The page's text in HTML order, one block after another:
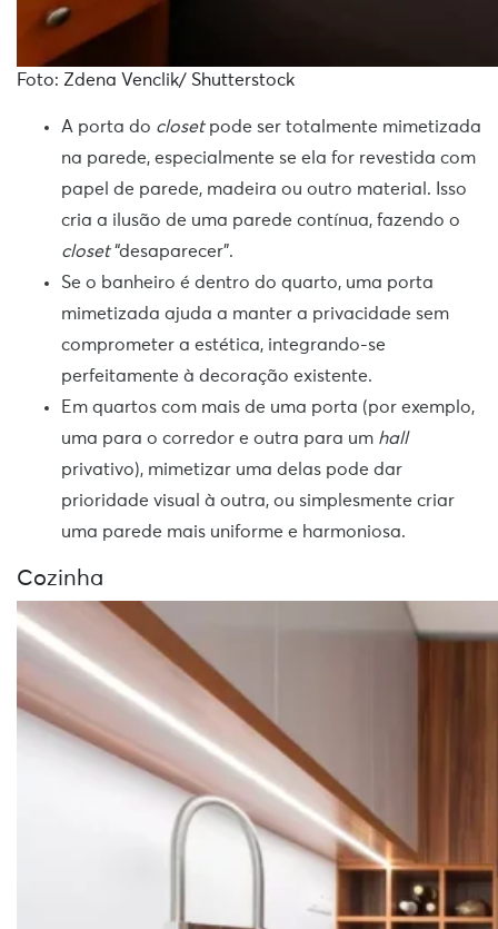
Foto: Zdena Venclik/ Shutterstock
A porta do closetpode ser totalmente mimetizada
na parede, especialmente se ela for revestida com
papel de parede, madeira ou outro material. Isso
cria a ilusão de uma parede contínua, fazendo o
closet“desaparecer”.
Se o banheiro é dentro do quarto, uma porta
mimetizada ajuda a manter a privacidade sem
comprometer a estética, integrando-se
perfeitamente à decoração existente.
Em quartos com mais de uma porta (por exemplo,
uma para o corredor e outra para um hall
privativo), mimetizar uma delas pode dar
prioridade visual à outra, ou simplesmente criar
uma parede mais uniforme e harmoniosa.
Cozinha